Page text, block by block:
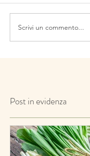
Scrivi un commento...
Post in evidenza